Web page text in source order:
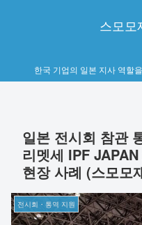
스모모
한국 기업의 일본 지사 역할
일본 전시회 참관
리멧세 IPF
현장 사례 (스모모
전시회・통역 지원